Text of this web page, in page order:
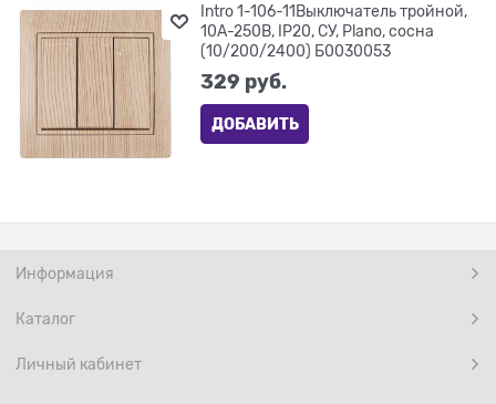
Intro 1-106-11Выключатель тройной,
10А-250В, IP20, СУ, Plano, сосна
(10/200/2400) Б0030053
329 руб.
ДОБАВИТЬ
Информация
Каталог
Личный кабинет